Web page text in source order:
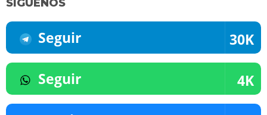
SÍGUENOS
Seguir 30K
Seguir 4K